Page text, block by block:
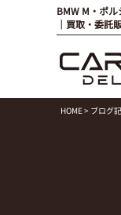
BMW M・ポ
｜買取・委託
HOME> ブログ